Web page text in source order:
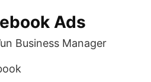
Ads
Business Manager